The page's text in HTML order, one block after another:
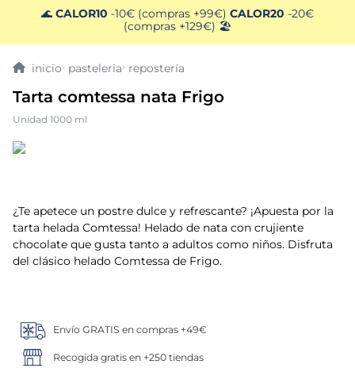
🌊 CALOR10 -10€ (compras +99€) CALOR20 -20€
(compras +129€) 🏖️
pasteleria repostería
Tarta comtessa nata Frigo
Unidad 1000 ml
¿Te apetece un postre dulce y refrescante? ¡Apuesta por la
tarta helada Comtessa! Helado de nata con crujiente
chocolate que gusta tanto a adultos como niños. Disfruta
del clásico helado Comtessa de Frigo.
Envío GRATIS en compras +49€
Recogida gratis en +250 tiendas
TÉRMINOS MÁS BUSCADOS
1. helados sirena
3 patatas
6. croquetas
8. gambon
. listísimos